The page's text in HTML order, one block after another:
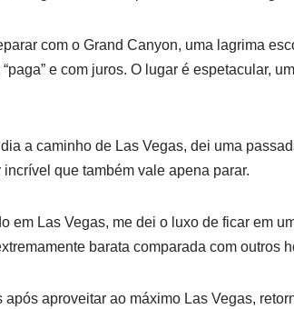
com o Grand Canyon, uma lagrima
e com juros. O lugar é espetacular,
a caminho de Las Vegas, dei uma
incrível que também vale apena parar.
em Las Vegas, me dei o luxo de ficar em
barata comparada com outros
após aproveitar ao máximo Las Vegas,